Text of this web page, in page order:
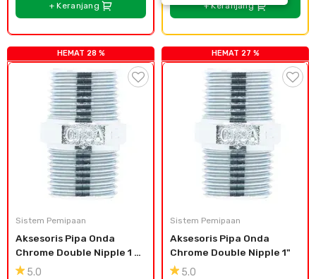
+ Keranjang + Keranjang
HEMAT 28 %
Sistem Pemipaan
Aksesoris Pipa Onda
Chrome Double Nipple 1
1/2"5.0
HEMAT 27 %
Sistem Pemipaan
Aksesoris Pipa Onda
Chrome Double Nipple 1"
5.0